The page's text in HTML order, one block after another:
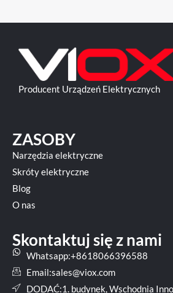
Producent Urządzeń Elektrycznych
ZASOBY
Narzędzia elektryczne
Skróty elektryczne
Blog
O nas
Skontaktuj się z nami
Whatsapp:+8618066396588
Email:sales@viox.com
DODAĆ:1. budynek, Wschodnia